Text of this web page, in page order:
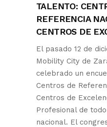
TALENTO:
REFERENCIA
CENTROS DE
El pasado 12 de
Mobility City de
celebrado un
Centros de
Centros de
Profesional de
nacional. El